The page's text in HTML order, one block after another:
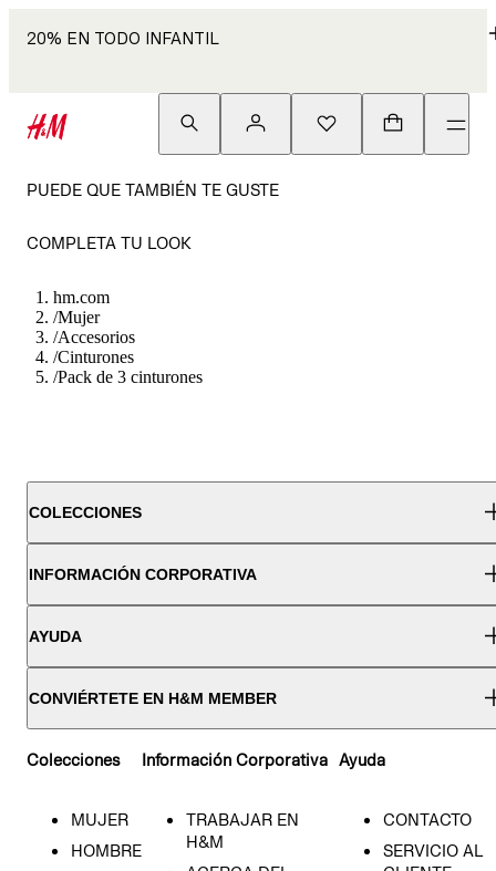
20% EN TODO INFANTIL
PUEDE QUE TAMBIÉN TE GUSTE
COMPLETA TU LOOK
hm.com
/Mujer
/Accesorios
/Cinturones
/Pack de 3 cinturones
COLECCIONES
INFORMACIÓN CORPORATIVA
AYUDA
CONVIÉRTETE EN H&M MEMBER
Colecciones
MUJER
HOMBRE
Información Corporativa
TRABAJAR EN
H&M
Ayuda
CONTACTO
SERVICIO AL